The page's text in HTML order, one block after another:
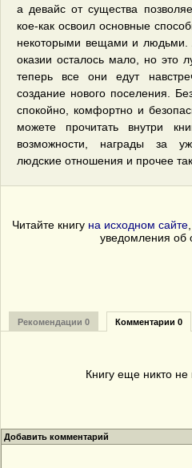
а девайс от существа
кое-как освоил основные
некоторыми вещами и людьми.
оказии осталось мало, но это
теперь все они едут
создание нового поселения.
спокойно, комфортно и
можете прочитать внутри
возможности, награды за
людские отношения и прочее
Читайте книгу на исходном сайте
уведомления об
Рекомендации 0 Комментарии 0
Книгу еще никто
Добавить комментарий